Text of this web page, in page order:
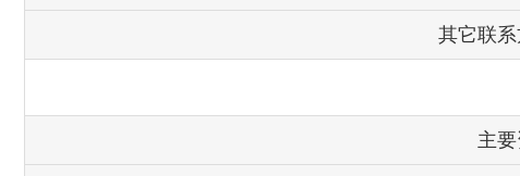
其它联系
主要